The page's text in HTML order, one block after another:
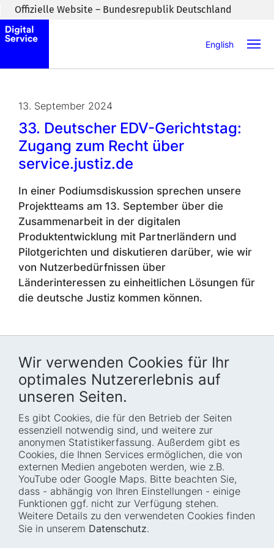
Wir verwenden Cookies für Ihr
optimales Nutzererlebnis auf
unseren Seiten.
Es gibt Cookies, die für den Betrieb der Seiten
essenziell notwendig sind, und weitere zur
anonymen Statistikerfassung. Außerdem gibt es
Cookies, die Ihnen Services ermöglichen, die von
externen Medien angeboten werden, wie z.B.
YouTube oder Google Maps. Bitte beachten Sie,
dass - abhängig von Ihren Einstellungen - einige
Funktionen ggf. nicht zur Verfügung stehen.
Weitere Details zu den verwendeten Cookies finden
Sie in unserem Datenschutz.
Zum Inhaltsbereich wechseln
Offizielle Website – Bundesrepublik Deutschland
English
13. September 2024
33. Deutscher EDV-Gerichtstag:
Zugang zum Recht über
service.justiz.de
In einer Podiumsdiskussion sprechen unsere
Projektteams am 13. September über die
Zusammenarbeit in der digitalen
Produktentwicklung mit Partnerländern und
Pilotgerichten und diskutieren darüber, wie wir
von Nutzerbedürfnissen über
Länderinteressen zu einheitlichen Lösungen für
die deutsche Justiz kommen können.
Startseite
Wer wir sind
Wie wir arbeiten
Projekte
Fellowships
Karriere
Blog
Presse
Termine
Barrierefreiheit
Transparenz
Glossar
Anfahrt und
Impressum